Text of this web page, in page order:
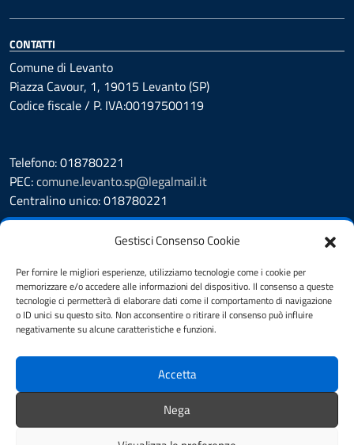
Gestisci Consenso Cookie
Per fornire le migliori esperienze, utilizziamo tecnologie come i cookie per
memorizzare e/o accedere alle informazioni del dispositivo. Il consenso a queste
tecnologie ci permetterà di elaborare dati come il comportamento di navigazione
o ID unici su questo sito. Non acconsentire o ritirare il consenso può influire
negativamente su alcune caratteristiche e funzioni.
Accetta
Nega
CONTATTI
Comune di Levanto
Piazza Cavour, 1, 19015 Levanto (SP)
Codice fiscale / P. IVA:00197500119
Telefono: 018780221
PEC:comune.levanto.sp@legalmail.it
Centralino unico: 018780221
Prenotazione appuntamento
Segnalazione disservizio
Whistleblowing
Amministrazione Trasparente
Albo Pretorio
Informativa privacy
Dichiarazione di accessibilità
Feedback